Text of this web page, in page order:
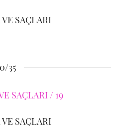
SAÇLARI
35
SAÇLARI